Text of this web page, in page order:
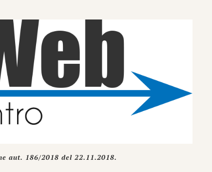
aut. 186/2018 del 22.11.2018.